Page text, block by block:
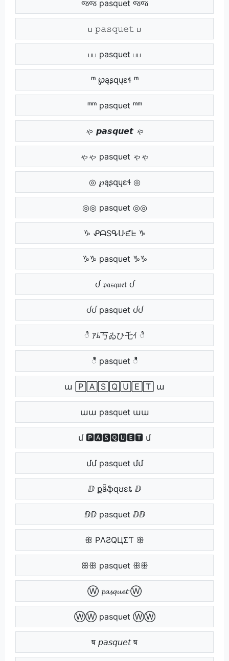
જજ pasquet જજ
ப 𝚙𝚊𝚜𝚚𝚞𝚎𝚝 ப
பப pasquet பப
ᵐ ℘ąʂզųɛɬ ᵐ
ᵐᵐ pasquet ᵐᵐ
ゃ 𝙥𝙖𝙨𝙦𝙪𝙚𝙩 ゃ
ゃゃ pasquet ゃゃ
◎ ℘ąʂզųɛɬ ◎
◎◎ pasquet ◎◎
♑ ᕵᗩSᕴᑘᘿᖶ ♑
♑♑ pasquet ♑♑
ᦔ 𝔭𝔞𝔰𝔮𝔲𝔢𝔱 ᦔ
ᦔᦔ pasquet ᦔᦔ
ಿ ｱﾑ丂ゐひ乇ｲ ಿ
ಿಿ pasquet ಿಿ
ա 🄿🄰🅂🅀🅄🄴🅃 ա
աա pasquet աա
մ 🅿🅰🆂🆀🆄🅴🆃 մ
մմ pasquet մմ
ⅅ քǟֆզʊɛȶ ⅅ
ⅅⅅ pasquet ⅅⅅ
ꕥ PΛƧQЦΣƬ ꕥ
ꕥꕥ pasquet ꕥꕥ
Ⓦ 𝓹𝓪𝓼𝓺𝓾𝓮𝓽 Ⓦ
ⓌⓌ pasquet ⓌⓌ
ष 𝘱𝘢𝘴𝘲𝘶𝘦𝘵 ष